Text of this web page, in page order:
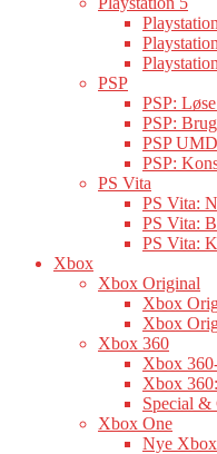
PSP
PSP:
PSP:
PSP
PSP:
PS Vita
PS Vita:
PS Vita:
PS Vita:
Xbox
Xbox Original
Xbox
Xbox
Xbox 360
Xbox
Xbox
Special &
Xbox One
Nye